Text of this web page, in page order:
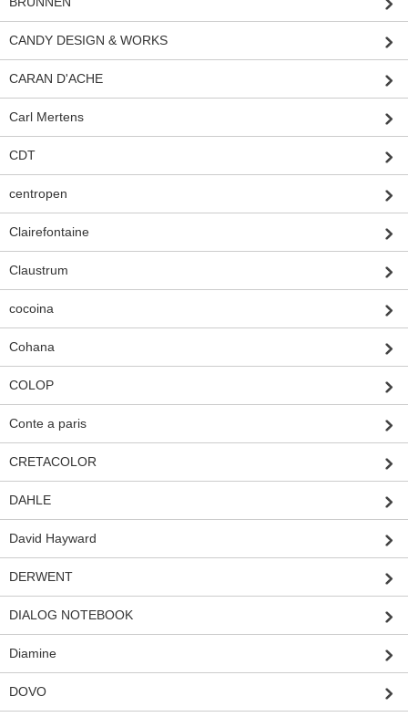
CANDY DESIGN & WORKS
CARAN D'ACHE
Carl Mertens
CDT
centropen
Clairefontaine
Claustrum
cocoina
Cohana
COLOP
Conte a paris
CRETACOLOR
DAHLE
David Hayward
DERWENT
DIALOG NOTEBOOK
Diamine
DOVO